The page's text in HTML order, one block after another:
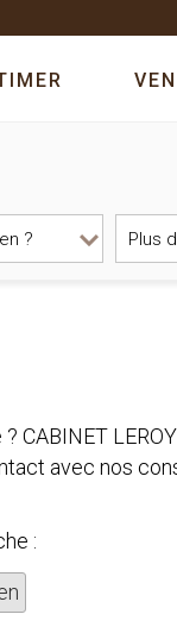
CABINET
avec nos
: